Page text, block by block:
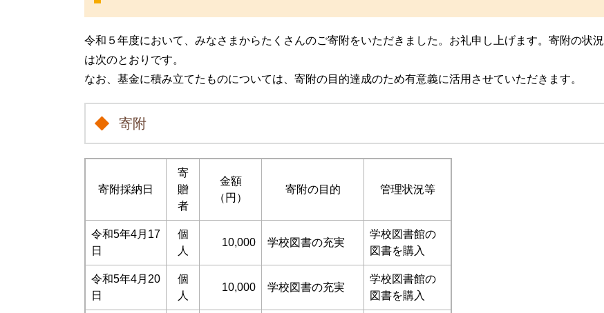
令和５年度において、みなさまからたくさんのご寄附をいただきました。お礼申し上げます。寄附の状況
は次のとおりです。
なお、基金に積み立てたものについては、寄附の目的達成のため有意義に活用させていただきます。
寄附
寄附採納日
寄
贈
者
金額
（円）
寄附の目的 管理状況等
令和5年4月17
日
個
人
10,000 学校図書の充実
学校図書館の
図書を購入
令和5年4月20
日
個
人
10,000 学校図書の充実
学校図書館の
図書を購入